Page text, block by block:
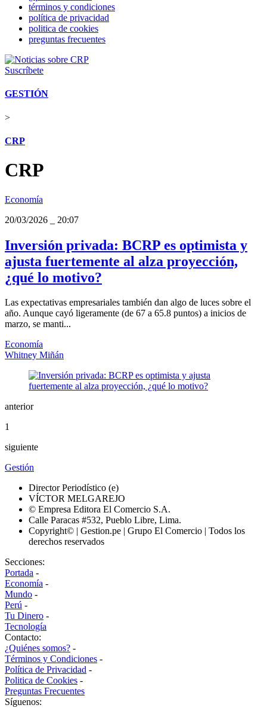
términos y condiciones
política de privacidad
politica de cookies
preguntas frecuentes
Suscríbete
GESTIÓN
>
CRP
CRP
Economía
20/03/2026
20:07
Inversión privada: BCRP es optimista y
ajusta fuertemente al alza proyección,
¿qué lo motivo?
Las expectativas empresariales también dan algo de luces sobre el
año. Aunque cayó ligeramente (de 67 a 65.8 puntos) a inicios de
marzo, se manti...
Economía
Whitney Miñán
anterior
1
siguiente
Gestión
Director Periodístico (e)
VÍCTOR MELGAREJO
© Empresa Editora El Comercio S.A.
Calle Paracas #532, Pueblo Libre, Lima.
Copyright© | Gestion.pe | Grupo El Comercio | Todos los
derechos reservados
Secciones:
Portada -
Economía -
Mundo -
Perú -
Tu Dinero -
Tecnología
Contacto:
¿Quiénes somos? -
Términos y Condiciones -
Política de Privacidad -
Politica de Cookies -
Preguntas Frecuentes
Síguenos: